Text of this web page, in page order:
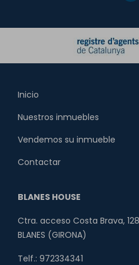
Inicio
Nuestros inmuebles
Vendemos su inmueble
Contactar
BLANES HOUSE
Ctra. acceso Costa Brava,
BLANES (GIRONA)
Telf.: 972334341